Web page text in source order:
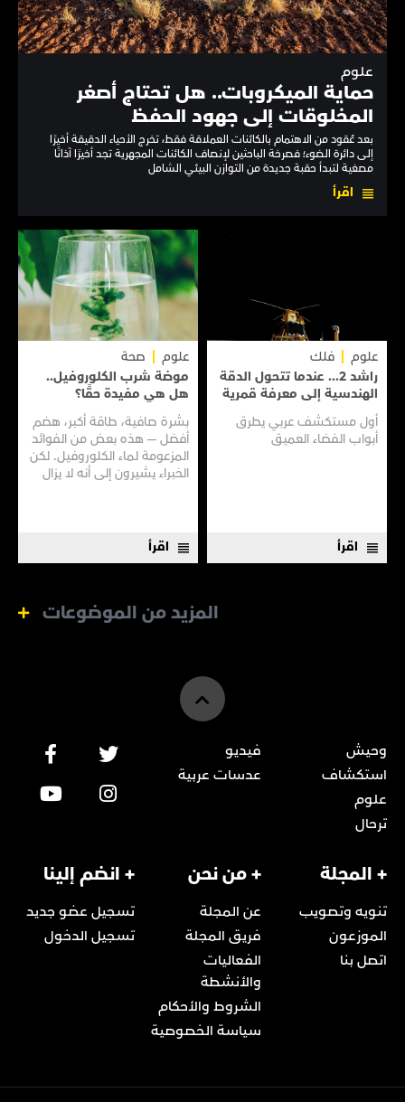
علوم
حماية الميكروبات.. هل تحتاج أصغر
المخلوقات إلى جهود الحفظ
بعد عُقود من الاهتمام بالكائنات العملاقة فقط، تخرج الأحياء الدقيقة أخيرًا
إلى دائرة الضوء؛ فصرخة الباحثين لإنصاف الكائنات المجهرية تجد أخيرًا آذانًا
مصغية لتبدأ حقبة جديدة من التوازن البيئي الشامل
اقرأ
علوم
فلك
راشد 2... عندما تتحول الدقة
الهندسية إلى معرفة قمرية
أول مستكشف عربي يطرق
أبواب الفضاء العميق
اقرأ
علوم
صحة
موضة شرب الكلوروفيل..
هل هي مفيدة حقًا؟
بشرة صافية، طاقة أكبر، هضم
أفضل — هذه بعض من الفوائد
المزعومة لماء الكلوروفيل. لكن
الخبراء يشيرون إلى أنه لا يزال
اقرأ
المزيد من الموضوعات
وحيش
استكشاف
علوم
ترحال
فيديو
عدسات عربية
+ المجلة
تنويه وتصويب
الموزعون
اتصل بنا
+ من نحن
عن المجلة
فريق المجلة
الفعاليات
والأنشطة
الشروط والأحكام
سياسة الخصوصية
+ انضم إلينا
تسجيل عضو جديد
تسجيل الدخول